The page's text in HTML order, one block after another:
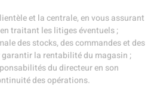
et la centrale, en vous assurant
traitant les litiges éventuels ;
des stocks, des commandes et des
la rentabilité du magasin ;
du directeur en son
des opérations.